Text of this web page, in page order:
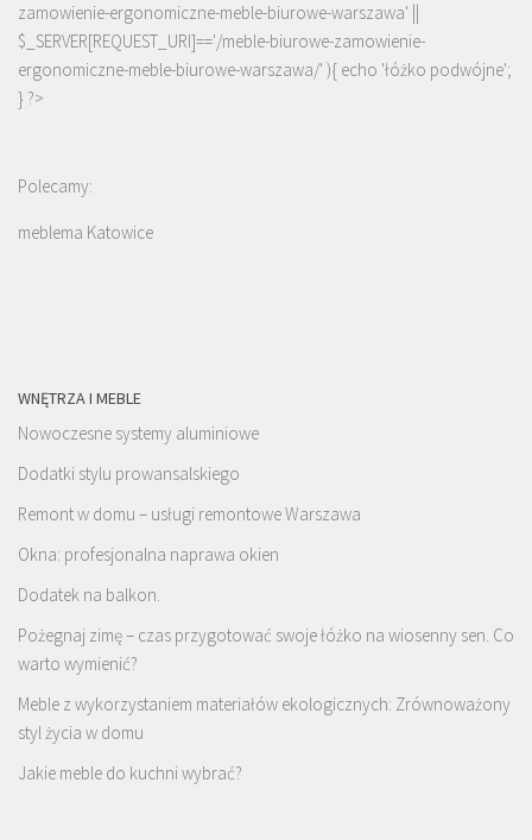
zamowienie-ergonomiczne-meble-biurowe-warszawa' ||
$_SERVER[REQUEST_URI]=='/meble-biurowe-zamowienie-
ergonomiczne-meble-biurowe-warszawa/' ){ echo 'łóżko podwójne';
} ?>
Polecamy:
meblema Katowice
WNĘTRZA I MEBLE
Nowoczesne systemy aluminiowe
Dodatki stylu prowansalskiego
Remont w domu – usługi remontowe Warszawa
Okna: profesjonalna naprawa okien
Dodatek na balkon.
Pożegnaj zimę – czas przygotować swoje łóżko na wiosenny sen. Co
warto wymienić?
Meble z wykorzystaniem materiałów ekologicznych: Zrównoważony
styl życia w domu
Jakie meble do kuchni wybrać?